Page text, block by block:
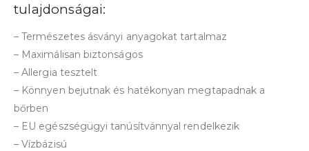
tulajdonságai:
– Természetes ásványi anyagokat tartalmaz
– Maximálisan biztonságos
– Allergia tesztelt
– Könnyen bejutnak és hatékonyan megtapadnak a
bőrben
– EU egészségügyi tanúsítvánnyal rendelkezik
– Vízbázisú